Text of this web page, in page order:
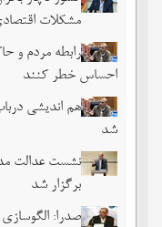
مشکلات
رابطه مردم و
احساس خطر ‌کنند
هم اندیشی
شد
نشست عدالت
برگزار شد
صدرا: الگوسازی